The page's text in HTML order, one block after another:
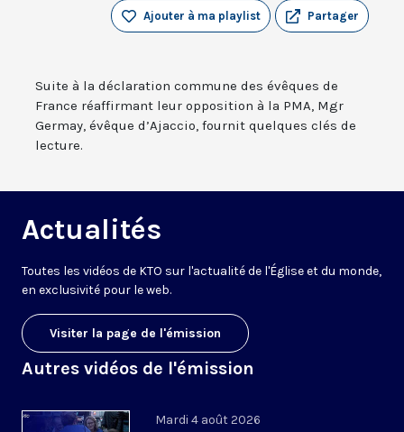
Partager
Ajouter à ma playlist
Suite à la déclaration commune des évêques de
France réaffirmant leur opposition à la PMA, Mgr
Germay, évêque d’Ajaccio, fournit quelques clés de
lecture.
Actualités
Toutes les vidéos de KTO sur l'actualité de l'Église et du monde,
en exclusivité pour le web.
Visiter la page de l'émission
Autres vidéos de l'émission
Mardi 4 août 2026